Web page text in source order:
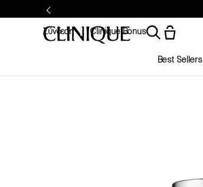
Σύνδεση Clinique Bonus
Best Sellers